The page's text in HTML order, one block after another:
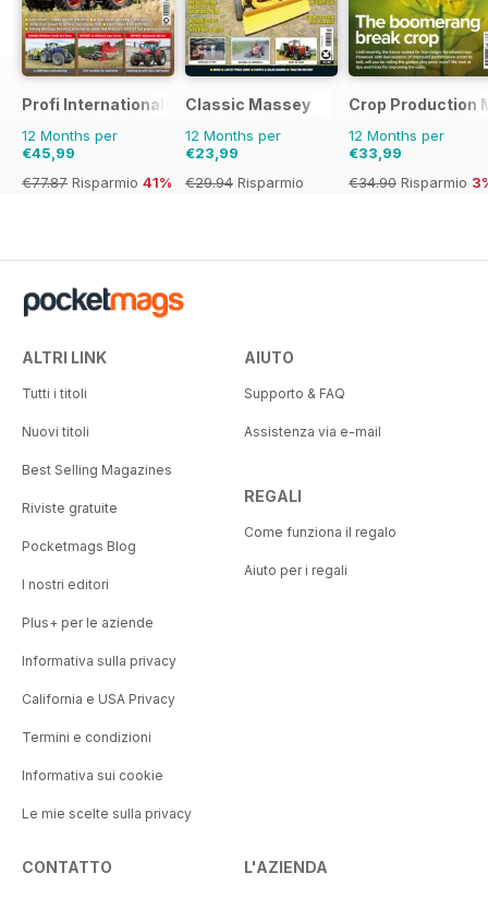
Profi International
12 Months per
€45,99
€77.87 Risparmio 41%
Classic Massey
12 Months per
€23,99
€29.94 Risparmio
Crop Production
12 Months per
€33,99
€34.90 Risparmio
ALTRI LINK
Tutti i titoli
Nuovi titoli
Best Selling Magazines
Riviste gratuite
Pocketmags Blog
I nostri editori
Plus+ per le aziende
Informativa sulla privacy
California e USA Privacy
Termini e condizioni
Informativa sui cookie
Le mie scelte sulla privacy
AIUTO
Supporto & FAQ
Assistenza via e-mail
REGALI
Come funziona il regalo
Aiuto per i regali
CONTATTO L'AZIENDA